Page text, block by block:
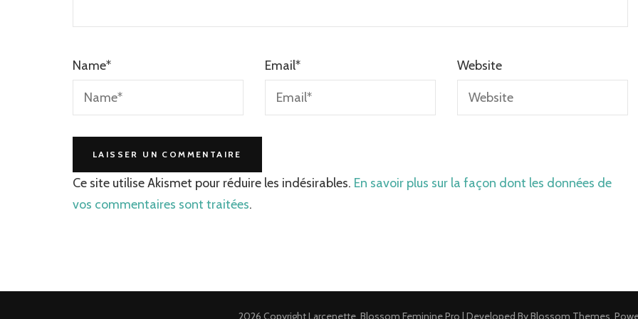
Name* Email* Website
Ce site utilise Akismet pour réduire les indésirables. En savoir plus sur la façon dont les données de
vos commentaires sont traitées.
2026 CopyrightLarcenette Blossom Feminine Pro | Developed ByBlossom Themes